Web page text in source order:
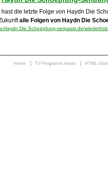
hast die letzte Folge von Haydn Die
alle Folgen von Haydn Die
Die Schoepfung-verpasst.de/
Home TV-Programm heute HTML-